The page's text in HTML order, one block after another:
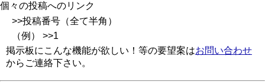
個々の投稿へのリンク
>>投稿番号（全て半角）
（例） >>1
掲示板にこんな機能が欲しい！等の要望案はお問い合わせ
からご連絡下さい。